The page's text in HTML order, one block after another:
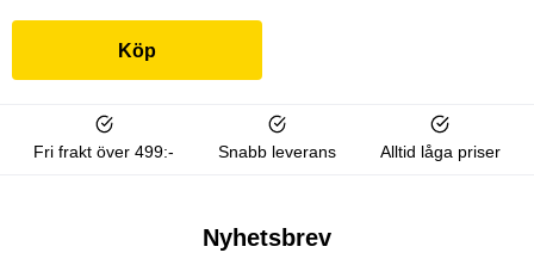
Köp
Fri frakt över 499:- Snabb leverans Alltid låga priser
Nyhetsbrev